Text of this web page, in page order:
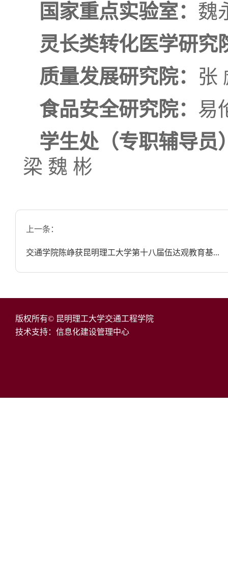
国家重点实验室： 魏
灵长类转化医学研究
质量发展研究院： 张
食品安全研究院： 易
学生处（专职辅导员
梁 魏 彬
上一条：
交通学院陈峥获昆明理工大学第十八届伍达观教育基...
版权所有© 昆明理工大学交通工程学院
技术支持：信息化建设管理中心